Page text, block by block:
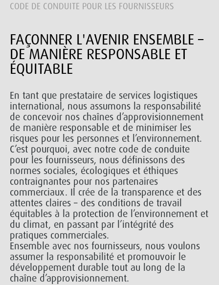
CODE DE CONDUITE POUR LES FOURNISSEURS
FAÇONNER L'AVENIR ENSEMBLE –
DE MANIÈRE RESPONSABLE ET
ÉQUITABLE
En tant que prestataire de services logistiques
international, nous assumons la responsabilité
de concevoir nos chaînes d’approvisionnement
de manière responsable et de minimiser les
risques pour les personnes et l’environnement.
C’est pourquoi, avec notre code de conduite
pour les fournisseurs, nous définissons des
normes sociales, écologiques et éthiques
contraignantes pour nos partenaires
commerciaux. Il crée de la transparence et des
attentes claires – des conditions de travail
équitables à la protection de l’environnement et
du climat, en passant par l’intégrité des
pratiques commerciales.
Ensemble avec nos fournisseurs, nous voulons
assumer la responsabilité et promouvoir le
développement durable tout au long de la
chaîne d’approvisionnement.